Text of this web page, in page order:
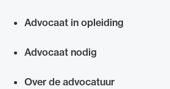
Advocaat in opleiding
Advocaat nodig
Over de advocatuur